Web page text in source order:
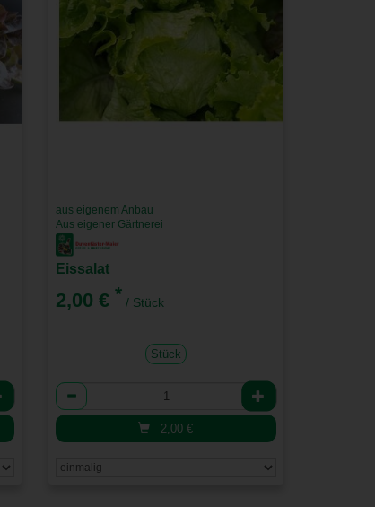
aus eigenem Anbau
Aus eigener Gärtnerei
Eissalat
2,00 €* / Stück
Stück
Anzahl
2,00€